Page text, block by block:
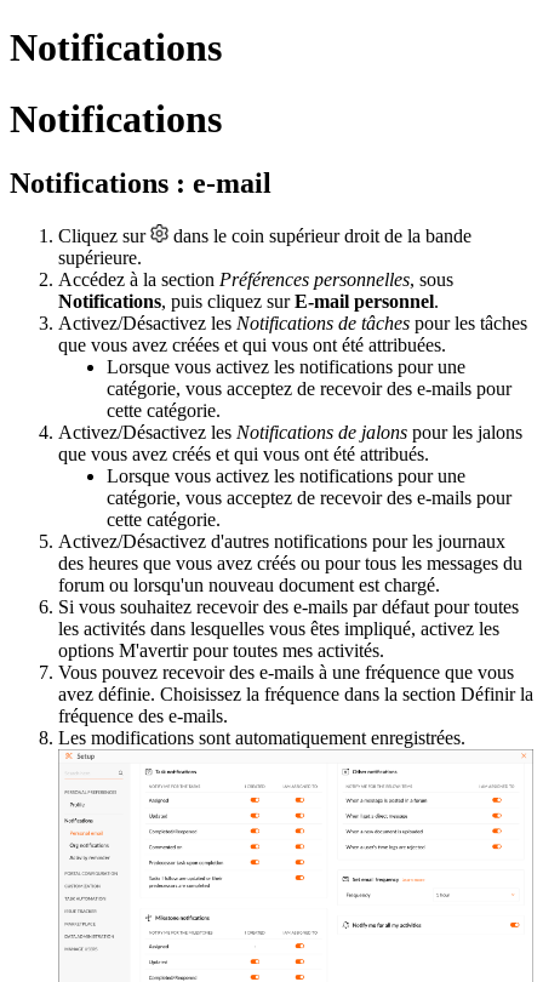
Notifications
Notifications
Notifications : e-mail
Cliquez sur
dans le coin supérieur droit de la bande
supérieure.
Accédez à la section Préférences personnelles, sous
Notifications, puis cliquez surE-mail personnel.
Activez/Désactivez les Notifications de tâches pour les tâches
que vous avez créées et qui vous ont été attribuées.
Lorsque vous activez les notifications pour une
catégorie, vous acceptez de recevoir des e-mails pour
cette catégorie.
Activez/Désactivez les Notifications de jalons pour les jalons
que vous avez créés et qui vous ont été attribués.
Lorsque vous activez les notifications pour une
catégorie, vous acceptez de recevoir des e-mails pour
cette catégorie.
Activez/Désactivez d'autres notifications pour les journaux
des heures que vous avez créés ou pour tous les messages du
forum ou lorsqu'un nouveau document est chargé.
Si vous souhaitez recevoir des e-mails par défaut pour toutes
les activités dans lesquelles vous êtes impliqué, activez les
options M'avertir pour toutes mes activités.
Vous pouvez recevoir des e-mails à une fréquence que vous
avez définie. Choisissez la fréquence dans la section Définir la
fréquence des e-mails.
Les modifications sont automatiquement enregistrées.